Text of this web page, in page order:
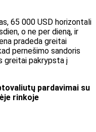
65 000 USD horizontali
o ne per dieną, ir
pradeda greitai
pernešimo sandoris
greitai pakrypsta į
pardavimai su
rinkoje